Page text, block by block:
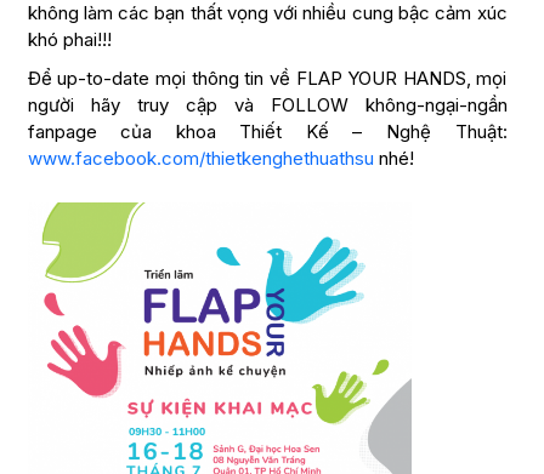
không làm các bạn thất vọng với nhiều cung bậc cảm xúc
khó phai!!!
Để up-to-date mọi thông tin về FLAP YOUR HANDS, mọi
người hãy truy cập và FOLLOW không-ngại-ngần
fanpage của khoa Thiết Kế – Nghệ Thuật:
www.facebook.com/thietkenghethuathsu nhé!